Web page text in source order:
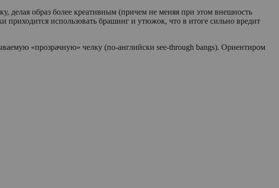
делая образ более креативным (причем не меняя при этом внешность
использовать брашинг и утюжок, что в итоге сильно вредит
«прозрачную» челку (по-английски see-through bangs). Ориентиром